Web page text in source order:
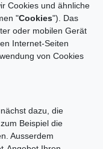
Cookies und ähnliche
"Cookies"). Das
oder mobilen Gerät
Internet-Seiten
von Cookies
dazu, die
Beispiel die
Ausserdem